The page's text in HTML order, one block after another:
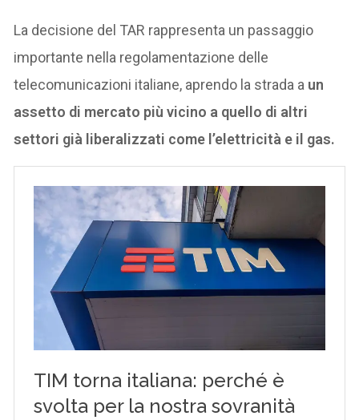
La decisione del TAR rappresenta un passaggio
importante nella regolamentazione delle
telecomunicazioni italiane, aprendo la strada a un
assetto di mercato più vicino a quello di altri
settori già liberalizzati come l’elettricità e il gas.